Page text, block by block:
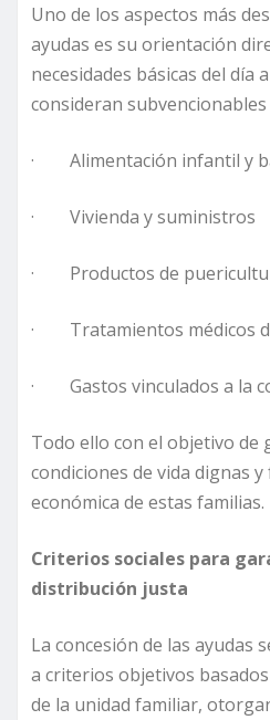
Uno de los aspectos más
ayudas es su orientación
necesidades básicas del día
consideran
· Alimentación infantil y
· Vivienda y suministros
· Productos de
· Tratamientos médicos
· Gastos vinculados a la
Todo ello con el objetivo de
condiciones de vida dignas
económica de estas familias.
Criterios sociales para
distribución justa
La concesión de las ayudas
a criterios objetivos
de la unidad familiar,